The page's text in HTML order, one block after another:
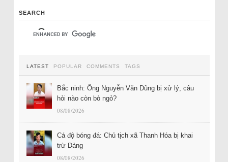
SEARCH
LATEST POPULAR COMMENTS TAGS
Bắc ninh: Ông Nguyễn Văn Dũng bị xử lý, câu
hỏi nào còn bỏ ngỏ?
08/08/2026
Cá độ bóng đá: Chủ tịch xã Thanh Hóa bị khai
trừ Đảng
08/08/2026